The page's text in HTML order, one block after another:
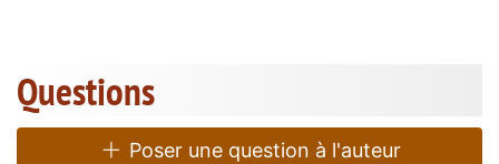
Questions
Poser une question à l'auteur